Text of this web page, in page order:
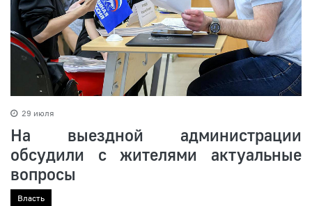
29 июля
На выездной администрации
обсудили с жителями актуальные
вопросы
Власть